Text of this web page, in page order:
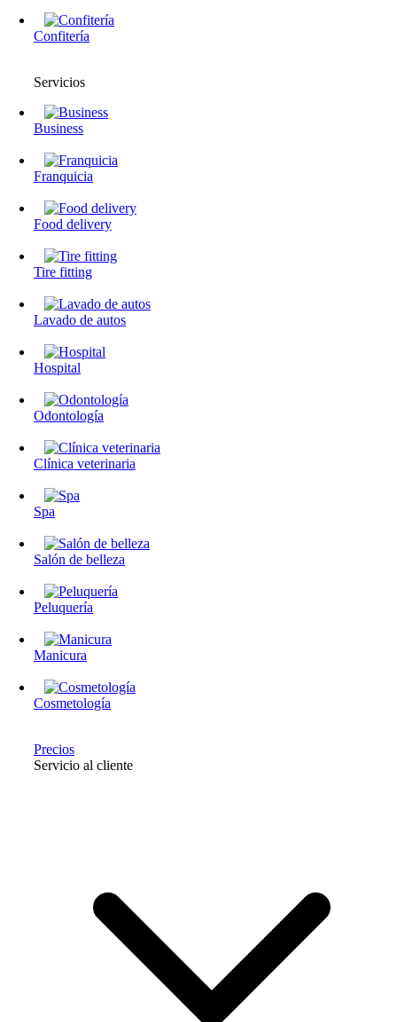
Confitería
Servicios
Business
Franquicia
Food delivery
Tire fitting
Lavado de autos
Hospital
Odontología
Clínica veterinaria
Spa
Salón de belleza
Peluquería
Manicura
Cosmetología
Precios
Servicio al cliente